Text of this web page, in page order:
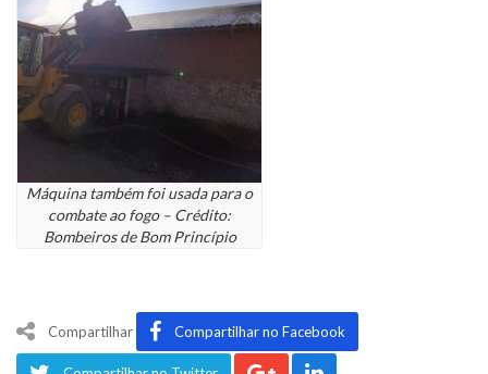
Máquina também foi usada para o
combate ao fogo – Crédito:
Bombeiros de Bom Princípio
Compartilhar Compartilhar no Facebook